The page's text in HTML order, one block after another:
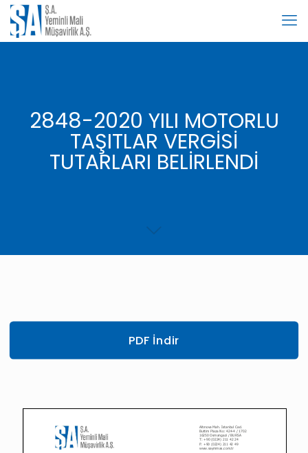
2848-2020 YILI MOTORLU
TAŞITLAR VERGİSİ
TUTARLARI BELİRLENDİ
PDF İndir